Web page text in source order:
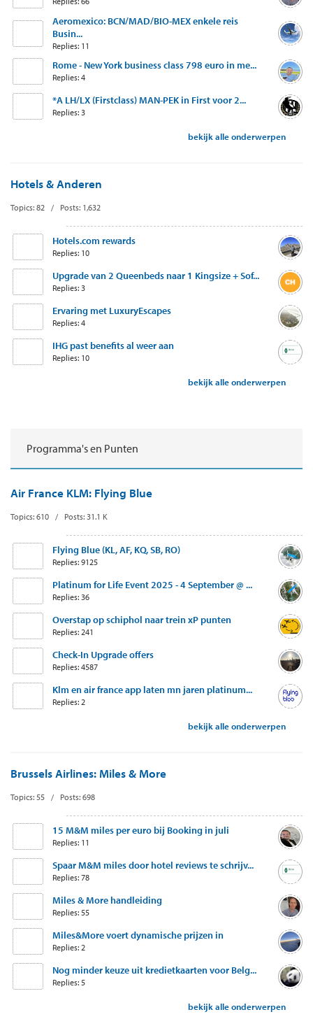
Aeromexico: BCN/MAD/BIO-MEX enkele reis
Busin...
Replies: 11
Rome - New York business class 798 euro in me...
Replies: 4
*A LH/LX (Firstclass) MAN-PEK in First voor 2...
Replies: 3
bekijk alle onderwerpen
Hotels & Anderen
Topics: 82 / Posts: 1,632
Hotels.com rewards
Replies: 10
Upgrade van 2 Queenbeds naar 1 Kingsize + Sof...
Replies: 3
Ervaring met LuxuryEscapes
Replies: 4
IHG past benefits al weer aan
Replies: 10
bekijk alle onderwerpen
Programma's en Punten
Air France KLM: Flying Blue
Topics: 610 / Posts: 31.1 K
Flying Blue (KL, AF, KQ, SB, RO)
Replies: 9125
Platinum for Life Event 2025 - 4 September @ ...
Replies: 36
Overstap op schiphol naar trein xP punten
Replies: 241
Check-In Upgrade offers
Replies: 4587
Klm en air france app laten mn jaren platinum...
Replies: 2
bekijk alle onderwerpen
Brussels Airlines: Miles & More
Topics: 55 / Posts: 698
15 M&M miles per euro bij Booking in juli
Replies: 11
Spaar M&M miles door hotel reviews te schrijv...
Replies: 78
Miles & More handleiding
Replies: 55
Miles&More voert dynamische prijzen in
Replies: 2
Nog minder keuze uit kredietkaarten voor Belg...
Replies: 5
bekijk alle onderwerpen